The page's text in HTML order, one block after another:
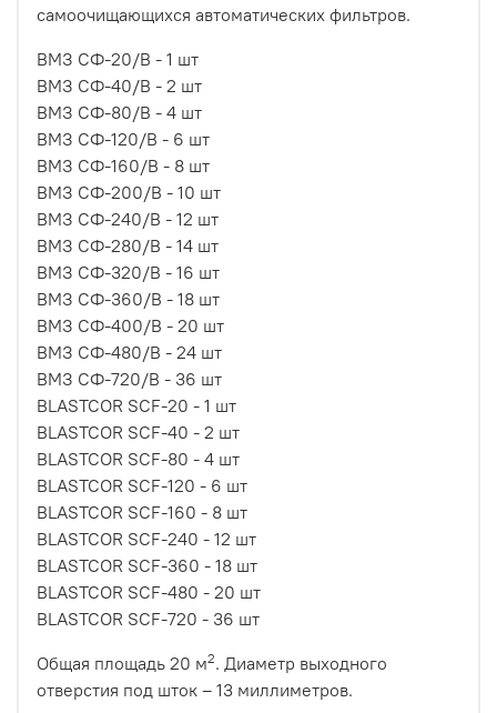
самоочищающихся автоматических фильтров.
ВМЗ СФ-20/В - 1 шт
ВМЗ СФ-40/В - 2 шт
ВМЗ СФ-80/В - 4 шт
ВМЗ СФ-120/В - 6 шт
ВМЗ СФ-160/В - 8 шт
ВМЗ СФ-200/В - 10 шт
ВМЗ СФ-240/В - 12 шт
ВМЗ СФ-280/В - 14 шт
ВМЗ СФ-320/В - 16 шт
ВМЗ СФ-360/В - 18 шт
ВМЗ СФ-400/В - 20 шт
ВМЗ СФ-480/В - 24 шт
ВМЗ СФ-720/В - 36 шт
BLASTCOR SCF-20 - 1 шт
BLASTCOR SCF-40 - 2 шт
BLASTCOR SCF-80 - 4 шт
BLASTCOR SCF-120 - 6 шт
BLASTCOR SCF-160 - 8 шт
BLASTCOR SCF-240 - 12 шт
BLASTCOR SCF-360 - 18 шт
BLASTCOR SCF-480 - 20 шт
BLASTCOR SCF-720 - 36 шт
Общая площадь 20 м2. Диаметр выходного
отверстия под шток – 13 миллиметров.